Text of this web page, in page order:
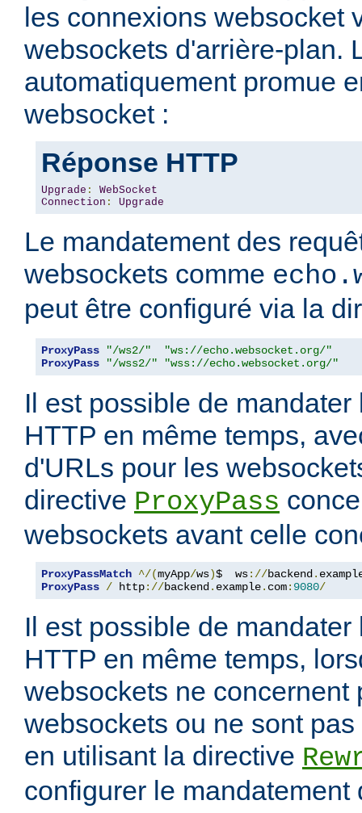
les connexions websocket
websockets d'arrière-plan.
automatiquement promue
websocket :
Réponse HTTP
Upgrade :
WebSocket
Connection : Upgrade
Le mandatement des
websockets comme
peut être configuré via la
ProxyPass "/ws2/"
"ws://echo.websocket.org/"
ProxyPass
"/wss2/" "wss://echo.websocket.org/"
Il est possible de
HTTP en même temps,
d'URLs pour les
directive ProxyPass
websockets avant celle
ProxyPassMatch ^/(myApp/ws)$  ws://backend .
ProxyPass / http://backend . example. com: 9080/
Il est possible de
HTTP en même temps,
websockets ne concernent
websockets ou ne sont
en utilisant la directive
configurer le mandatement